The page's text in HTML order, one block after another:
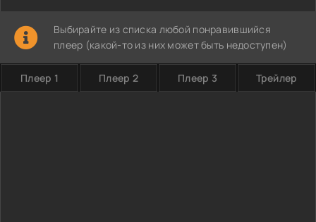
Выбирайте из списка любой понравившийся
плеер (какой-то из них может быть недоступен)
Плеер 1 Плеер 2 Плеер 3 Трейлер